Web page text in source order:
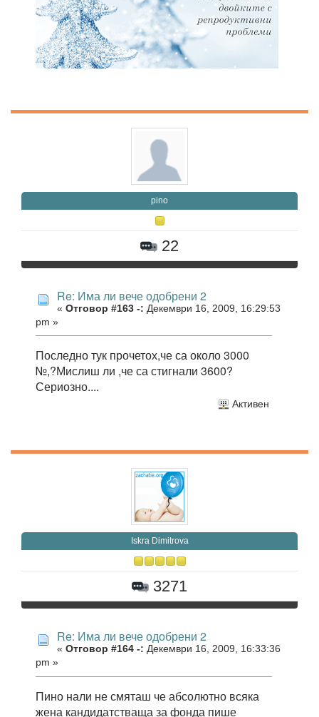
pino
22
Re: Има ли вече одобрени 2
« Отговор #163 -: Декември 16, 2009, 16:29:53
pm »
Последно тук прочетох,че са около 3000
№,?Мислиш ли ,че са стигнали 3600?
Сериозно....
Активен
Iskra Dimitrova
3271
Re: Има ли вече одобрени 2
« Отговор #164 -: Декември 16, 2009, 16:33:36
pm »
Пино нали не смяташ че абсолютно всяка
жена кандидатстваща за фонда пише